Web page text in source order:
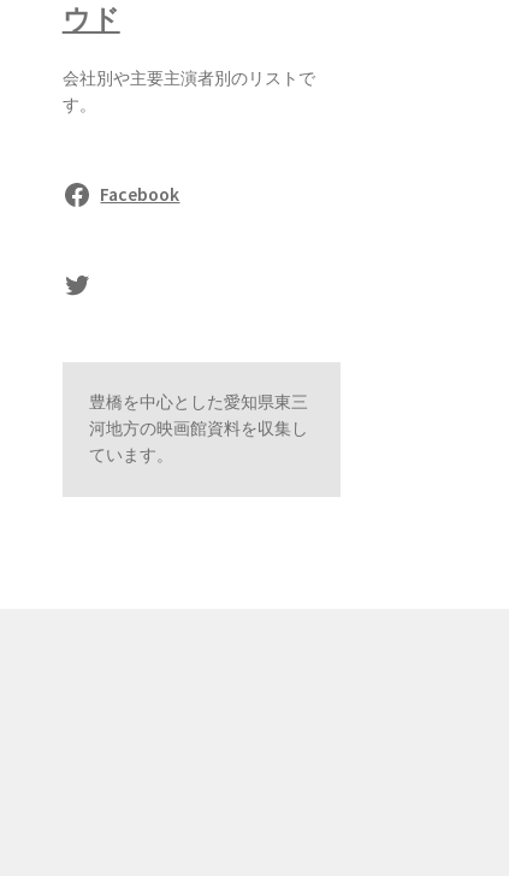
ウド
会社別や主要主演者別のリストで
す。
Facebook
sasaki's Twitter
豊橋を中心とした愛知県東三
河地方の映画館資料を収集し
ています。